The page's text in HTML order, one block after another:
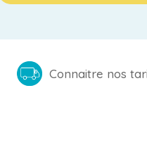
Connaitre nos